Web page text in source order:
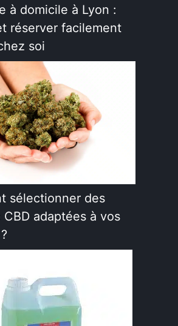
à domicile à Lyon :
réserver facilement
soi
sélectionner des
adaptées à vos